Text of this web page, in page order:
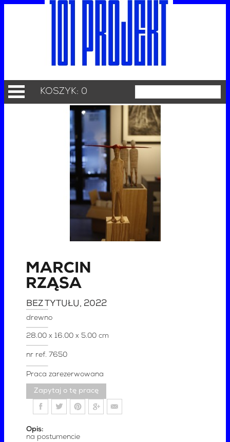
KOSZYK: 0
MARCIN
RZĄSA
BEZ TYTUŁU, 2022
drewno
28.00 x 16.00 x 5.00 cm
nr ref.7650
Praca zarezerwowana
Zapytaj o tę pracę
Opis:
na postumencie